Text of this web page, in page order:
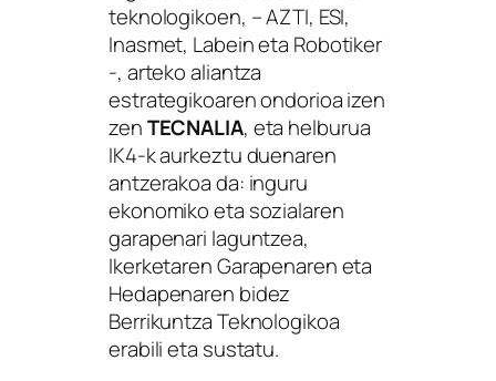
teknologikoen, – AZTI, ESI,
Inasmet, Labein eta Robotiker
-, arteko aliantza
estrategikoaren ondorioa izen
zenTECNALIA, eta helburua
IK4-k aurkeztu duenaren
antzerakoa da: inguru
ekonomiko eta sozialaren
garapenari laguntzea,
Ikerketaren Garapenaren eta
Hedapenaren bidez
Berrikuntza Teknologikoa
erabili eta sustatu.